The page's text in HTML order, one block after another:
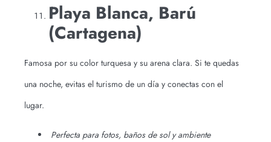
Playa Blanca, Barú
(Cartagena)
Famosa por su color turquesa y su arena clara. Si te quedas
una noche, evitas el turismo de un día y conectas con el
lugar.
Perfecta para fotos, baños de sol y ambiente